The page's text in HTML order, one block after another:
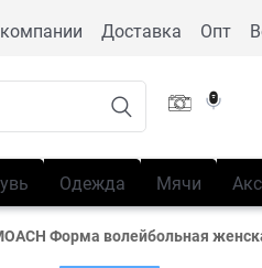
Доставка Опт
Одежда Мячи
Форма волейбольная